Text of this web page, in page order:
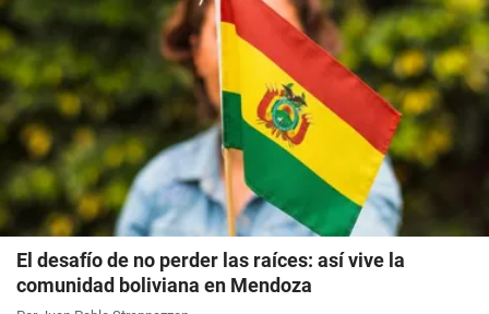
El desafío de no perder las raíces: así vive la
comunidad boliviana en Mendoza